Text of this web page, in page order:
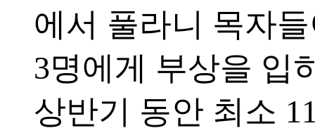
에서 풀라니 목자
3명에게 부상을 입
상반기 동안 최소